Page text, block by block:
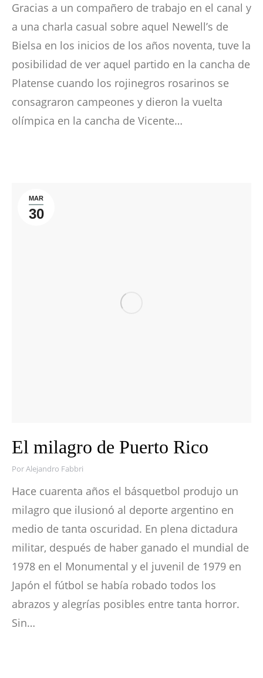
Gracias a un compañero de trabajo en el canal y
a una charla casual sobre aquel Newell’s de
Bielsa en los inicios de los años noventa, tuve la
posibilidad de ver aquel partido en la cancha de
Platense cuando los rojinegros rosarinos se
consagraron campeones y dieron la vuelta
olímpica en la cancha de Vicente…
MAR
30
El milagro de Puerto Rico
PorAlejandro Fabbri
Hace cuarenta años el básquetbol produjo un
milagro que ilusionó al deporte argentino en
medio de tanta oscuridad. En plena dictadura
militar, después de haber ganado el mundial de
1978 en el Monumental y el juvenil de 1979 en
Japón el fútbol se había robado todos los
abrazos y alegrías posibles entre tanta horror.
Sin…